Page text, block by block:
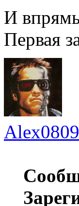
И
Первая